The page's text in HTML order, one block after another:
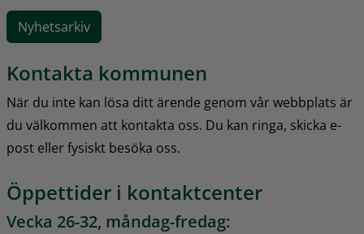
Nyhetsarkiv
Kontakta kommunen
När du inte kan lösa ditt ärende genom vår webbplats är
du välkommen att kontakta oss. Du kan ringa, skicka e-
post eller fysiskt besöka oss.
Öppettider i kontaktcenter
Vecka 26-32, måndag-fredag: